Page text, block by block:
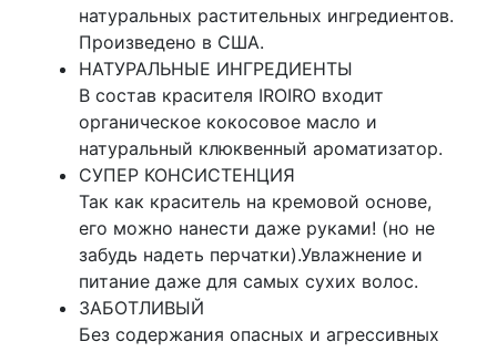
натуральных растительных ингредиентов.
Произведено в США.
НАТУРАЛЬНЫЕ ИНГРЕДИЕНТЫ
В состав красителя IROIRO входит
органическое кокосовое масло и
натуральный клюквенный ароматизатор.
СУПЕР КОНСИСТЕНЦИЯ
Так как краситель на кремовой основе,
его можно нанести даже руками! (но не
забудь надеть перчатки).Увлажнение и
питание даже для самых сухих волос.
ЗАБОТЛИВЫЙ
Без содержания опасных и агрессивных